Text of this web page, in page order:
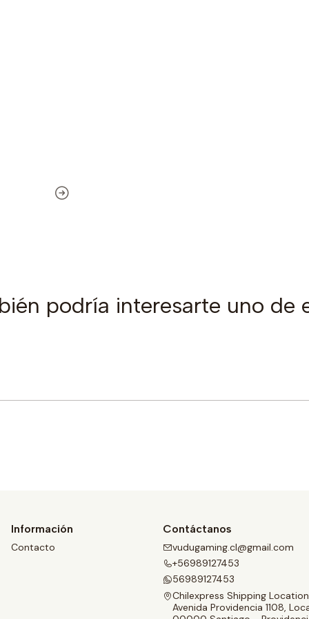
podría interesarte uno de
Información
Contacto
Contáctanos
vudugaming.cl@gmail.com
+56989127453
56989127453
Chilexpress Shipping Location
Avenida Providencia 1108,